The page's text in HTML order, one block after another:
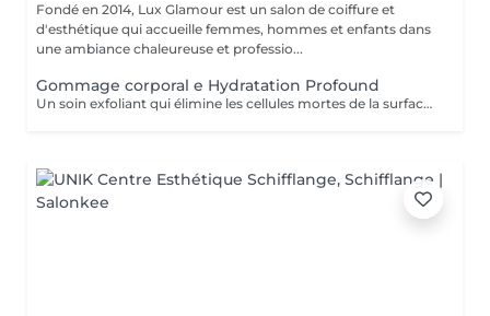
Fondé en 2014, Lux Glamour est un salon de coiffure et
d'esthétique qui accueille femmes, hommes et enfants dans
une ambiance chaleureuse et professio...
Gommage corporal e Hydratation Profound
Un soin exfoliant qui élimine les cellules mortes de la surface de la peau, favorise le renouvellement cellulaire et prévient les poils incarnés. Ce rituel de beauté laisse la peau plus lisse, douce et visiblement plus saine. Idéal pour retrouver une peau éclatante et soyeuse.